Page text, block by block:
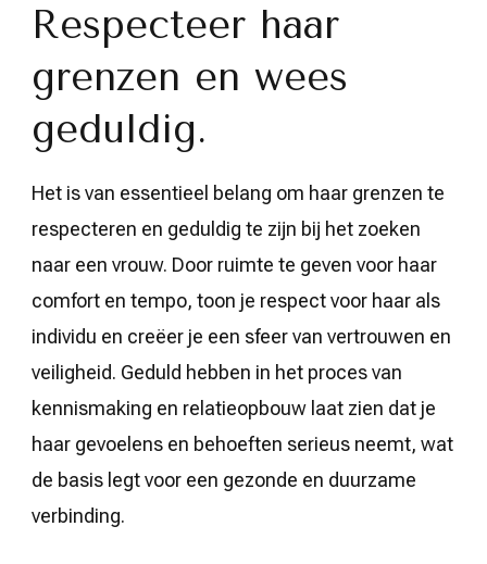
Respecteer haar
grenzen en wees
geduldig.
Het is van essentieel belang om haar grenzen te
respecteren en geduldig te zijn bij het zoeken
naar een vrouw. Door ruimte te geven voor haar
comfort en tempo, toon je respect voor haar als
individu en creëer je een sfeer van vertrouwen en
veiligheid. Geduld hebben in het proces van
kennismaking en relatieopbouw laat zien dat je
haar gevoelens en behoeften serieus neemt, wat
de basis legt voor een gezonde en duurzame
verbinding.